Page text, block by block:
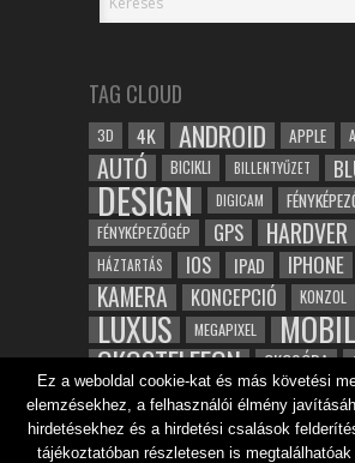
TAG CLOUD
3D 4K ANDROID APPLE
AUTÓ BICIKLI BILLENTYŰZET
DESIGN DIGICAM
FÉNYKÉPEZŐGÉP GPS HARDVER
HÁZTARTÁS IOS IPAD IPHONE
KAMERA KONCEPCIÓ KONZOL
LUXUS MEGAPIXEL MOBIL
OKOSTELEFON OKOSÓRA
ROBOT SAMSUNG SPORT
TESZT VIDEÓ VÍZÁLLÓ WIFI
Ez a weboldal cookie-kat és más követési
elemzésekhez, a felhasználói élmény
hirdetésekhez és a hirdetési csalások
tájékoztatóban részletesen is